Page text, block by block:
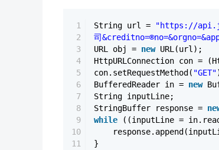
1
2
3
4
5
6
7
8
9
10
11
String url =
"https://
司
URL obj = new URL(url);
HttpURLConnection con =
con.setRequestMethod( "GET"
BufferedReader in = new
String inputLine;
StringBuffer response =
while
((inputLine =
}